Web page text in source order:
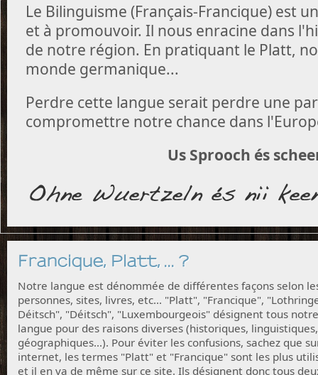
Le Bilinguisme (Français-Francique) est
et à promouvoir. Il nous enracine dans
de notre région. En pratiquant le Platt,
monde germanique...
Perdre cette langue serait perdre une
compromettre notre chance dans
Us Sprooch és
Francique, Platt, ... ?
Notre langue est dénommée de différentes façons selon
personnes, sites, livres, etc... "Platt", "Francique",
Déitsch", "Déitsch", "Luxembourgeois" désignent tous notre
langue pour des raisons diverses (historiques, linguistiques,
géographiques...). Pour éviter les confusions, sachez que
internet, les termes "Platt" et "Francique" sont les plus
et il en va de même sur ce site. Ils désignent donc tous